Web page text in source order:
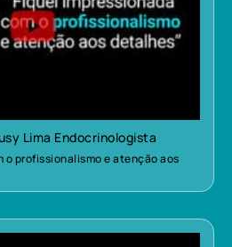
Lima Endocrinologista
o profissionalismo e atenção aos